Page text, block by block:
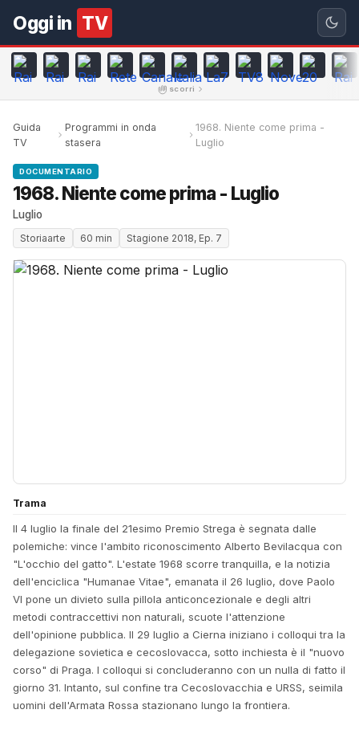
Oggi in TV
scorri
Guida
TV
Programmi in onda
stasera
1968. Niente come prima -
Luglio
DOCUMENTARIO
1968. Niente come prima - Luglio
Luglio
Storiaarte 60 min Stagione 2018, Ep. 7
Trama
Il 4 luglio la finale del 21esimo Premio Strega è segnata dalle
polemiche: vince l'ambito riconoscimento Alberto Bevilacqua con
"L'occhio del gatto". L'estate 1968 scorre tranquilla, e la notizia
dell'enciclica "Humanae Vitae", emanata il 26 luglio, dove Paolo
VI pone un divieto sulla pillola anticoncezionale e degli altri
metodi contraccettivi non naturali, scuote l'attenzione
dell'opinione pubblica. Il 29 luglio a Cierna iniziano i colloqui tra la
delegazione sovietica e cecoslovacca, sotto inchiesta è il "nuovo
corso" di Praga. I colloqui si concluderanno con un nulla di fatto il
giorno 31. Intanto, sul confine tra Cecoslovacchia e URSS, seimila
uomini dell'Armata Rossa stazionano lungo la frontiera.